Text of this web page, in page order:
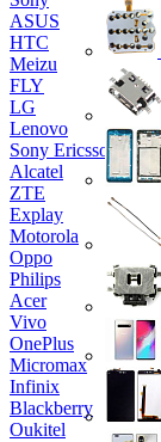
ASUS
HTC
Meizu
FLY
LG
Lenovo
Sony Ericsson
Alcatel
ZTE
Explay
Motorola
Oppo
Philips
Acer
Vivo
OnePlus
Micromax
Infinix
Blackberry
Oukitel